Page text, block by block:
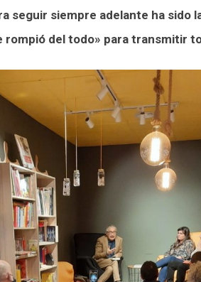
seguir siempre adelante ha sido
rompió del todo» para transmitir